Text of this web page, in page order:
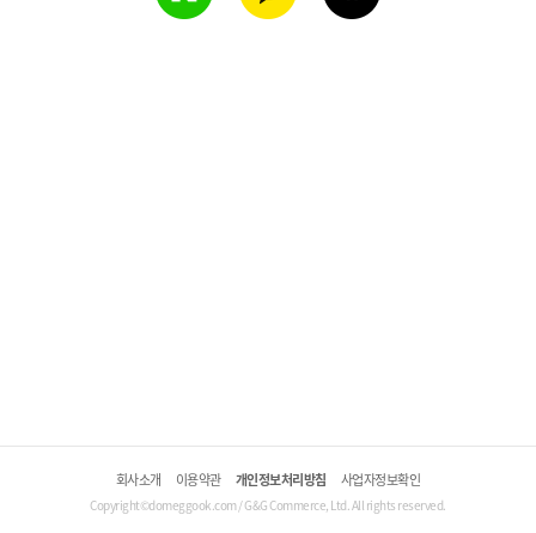
회사소개 이용약관 개인정보처리방침 사업자정보확인
Copyright©domeggook.com / G&G Commerce, Ltd. All rights reserved.